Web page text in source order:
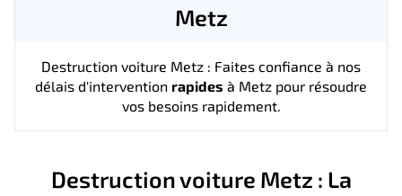
Metz
Destruction voiture Metz : Faites confiance à nos
délais d'intervention rapides à Metz pour résoudre
vos besoins rapidement.
Destruction voiture Metz : La